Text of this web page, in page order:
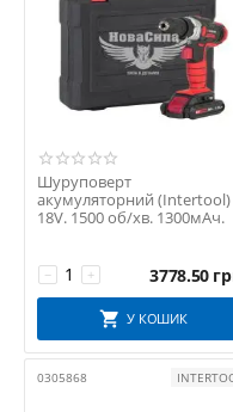
Шуруповерт
акумуляторний (Intertool)
18V. 1500 об/хв. 1300мАч.
+
− 3778.50
У КОШИК
0305868